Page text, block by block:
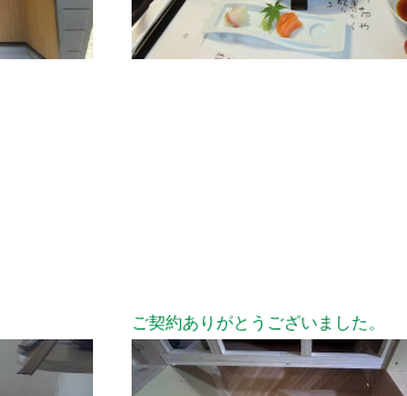
ご契約ありがとうございました。